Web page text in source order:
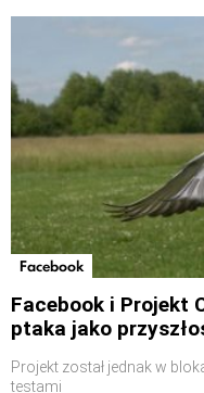
Facebook
Facebook i Projekt
ptaka jako
Projekt został jednak w
testami